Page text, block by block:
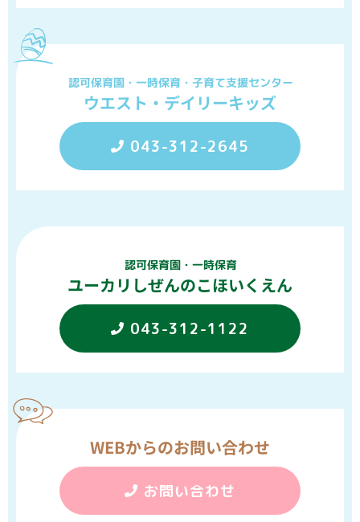
認可保育園・一時保育・子育て支援センター
ウエスト・デイリーキッズ
043-312-2645
認可保育園・一時保育
ユーカリしぜんのこほいくえん
043-312-1122
WEBからのお問い合わせ
お問い合わせ